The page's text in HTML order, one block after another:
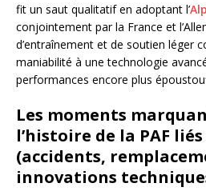
fit un saut qualitatif en adoptant l’
conjointement par la France et
d’entraînement et de soutien léger
maniabilité à une technologie
performances encore plus
Les moments
l’histoire de la PAF
(accidents,
innovations